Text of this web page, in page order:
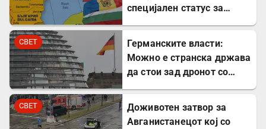
специјален статус за
СВЕТ
Германските власти:
Можно е странска држава
да стои зад дронот со
СВЕТ
Доживотен затвор за
Авганистанецот кој со